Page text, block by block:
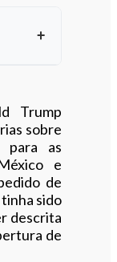
Trump
sobre
para as
e
de
sido
descrita
de